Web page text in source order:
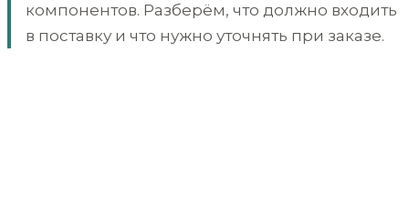
компонентов. Разберём, что должно входить
в поставку и что нужно уточнять при заказе.